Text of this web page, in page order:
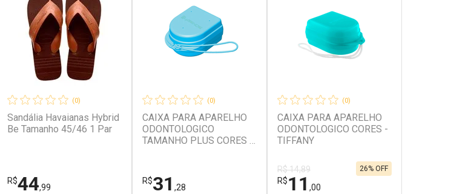
(0)
Sandália Havaianas Hybrid
Be Tamanho 45/46 1 Par
R$44,99
(0)
CAIXA PARA APARELHO
ODONTOLOGICO
TAMANHO PLUS CORES -
R$31 ,28
(0)
CAIXA PARA APARELHO
ODONTOLOGICO CORES -
TIFFANY
R$ 14,89
R$11 ,00
26% OFF